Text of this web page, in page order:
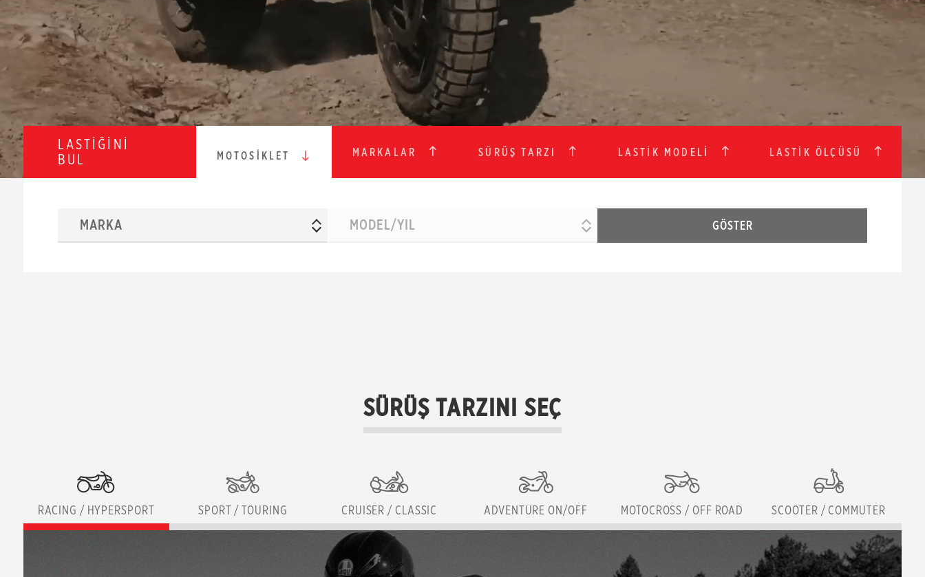
LASTİĞİNİ
BUL
MOTOSİKLET MARKALAR SÜRÜŞ TARZI LASTİK MODELİ LASTİK ÖLÇÜSÜ
MARKA MODEL/YIL GÖSTER
SÜRÜŞ TARZINI SEÇ
RACING / HYPERSPORT SPORT / TOURING CRUISER / CLASSIC ADVENTURE ON/OFF MOTOCROSS / OFF ROAD SCOOTER / COMMUTER